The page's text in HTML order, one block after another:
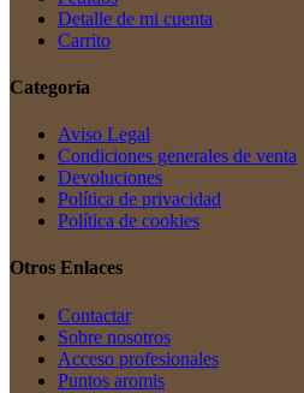
Detalle de mi cuenta
Carrito
Categoría
Aviso Legal
Condiciones generales de venta
Devoluciones
Política de privacidad
Política de cookies
Otros Enlaces
Contactar
Sobre nosotros
Acceso profesionales
Puntos aromis